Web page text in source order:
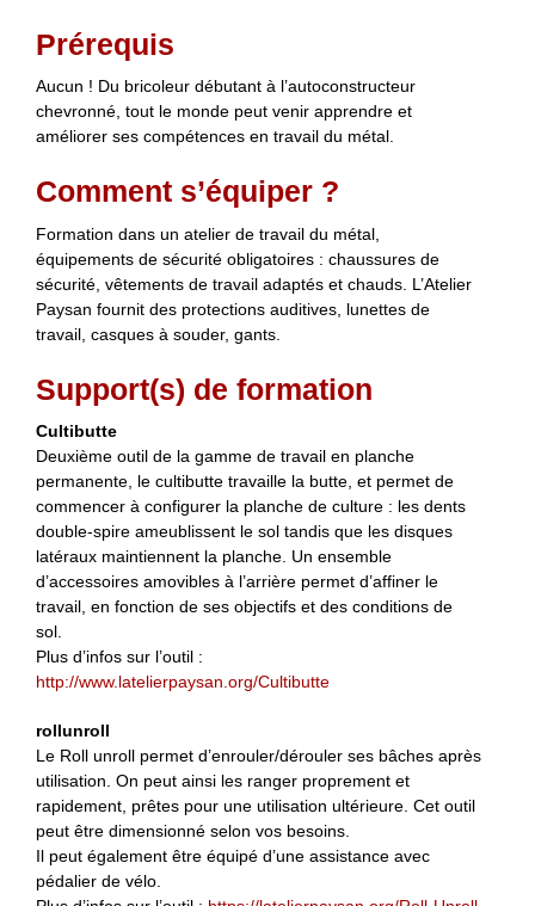
Prérequis
Aucun ! Du bricoleur débutant à l’autoconstructeur
chevronné, tout le monde peut venir apprendre et
améliorer ses compétences en travail du métal.
Comment s’équiper ?
Formation dans un atelier de travail du métal,
équipements de sécurité obligatoires : chaussures de
sécurité, vêtements de travail adaptés et chauds. L’Atelier
Paysan fournit des protections auditives, lunettes de
travail, casques à souder, gants.
Support(s) de formation
Cultibutte
Deuxième outil de la gamme de travail en planche
permanente, le cultibutte travaille la butte, et permet de
commencer à configurer la planche de culture : les dents
double-spire ameublissent le sol tandis que les disques
latéraux maintiennent la planche. Un ensemble
d’accessoires amovibles à l’arrière permet d’affiner le
travail, en fonction de ses objectifs et des conditions de
sol.
Plus d’infos sur l’outil :
http://www.latelierpaysan.org/Cultibutte
rollunroll
Le Roll unroll permet d’enrouler/dérouler ses bâches après
utilisation. On peut ainsi les ranger proprement et
rapidement, prêtes pour une utilisation ultérieure. Cet outil
peut être dimensionné selon vos besoins.
Il peut également être équipé d’une assistance avec
pédalier de vélo.